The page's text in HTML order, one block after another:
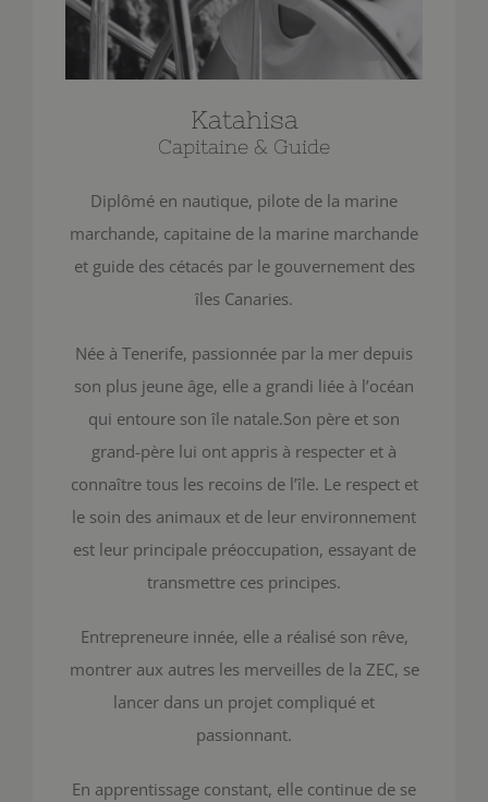
Katahisa
Capitaine & Guide
Diplômé en nautique, pilote de la marine
marchande, capitaine de la marine marchande
et guide des cétacés par le gouvernement des
îles Canaries.
Née à Tenerife, passionnée par la mer depuis
son plus jeune âge, elle a grandi liée à l’océan
qui entoure son île natale.Son père et son
grand-père lui ont appris à respecter et à
connaître tous les recoins de l’île. Le respect et
le soin des animaux et de leur environnement
est leur principale préoccupation, essayant de
transmettre ces principes.
Entrepreneure innée, elle a réalisé son rêve,
montrer aux autres les merveilles de la ZEC, se
lancer dans un projet compliqué et
passionnant.
En apprentissage constant, elle continue de se